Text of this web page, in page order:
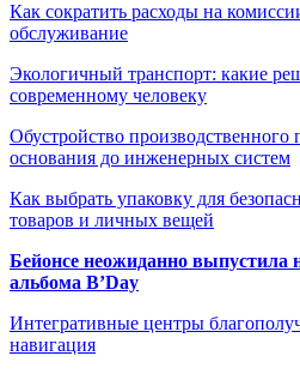
Как сократить расходы на
обслуживание
Экологичный транспорт: какие
современному человеку
Обустройство
основания до инженерных систем
Как выбрать упаковку для
товаров и личных вещей
Бейонсе неожиданно
альбома B’Day
Интегративные центры
навигация